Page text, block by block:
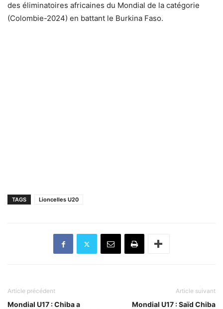
des éliminatoires africaines du Mondial de la catégorie
(Colombie-2024) en battant le Burkina Faso.
TAGS Lioncelles U20
Article précédent
Mondial U17 : Chiba a
Article suivant
Mondial U17 : Saïd Chiba